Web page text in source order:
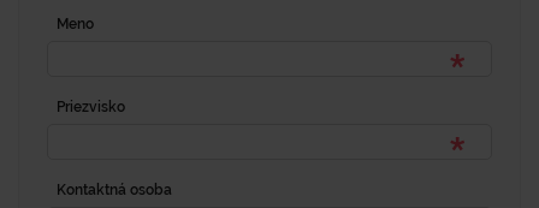
Meno
Priezvisko
Kontaktná osoba